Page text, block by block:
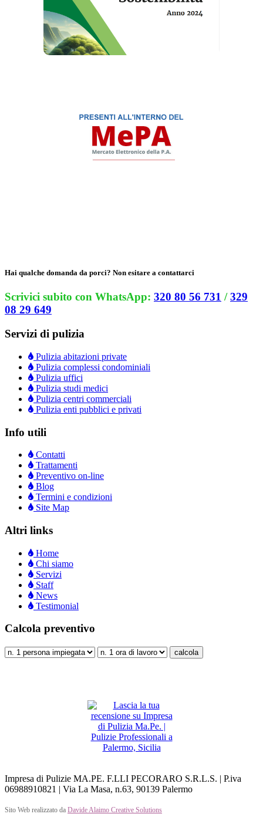
Hai qualche domanda da porci? Non esitare a contattarci
Scrivici subito con WhatsApp: 320 80 56 731 /329
08 29 649
Servizi di pulizia
Pulizia abitazioni private
Pulizia complessi condominiali
Pulizia uffici
Pulizia studi medici
Pulizia centri commerciali
Pulizia enti pubblici e privati
Info utili
Contatti
Trattamenti
Preventivo on-line
Blog
Termini e condizioni
Site Map
Altri links
Home
Chi siamo
Servizi
Staff
News
Testimonial
Calcola preventivo
Impresa di Pulizie MA.PE. F.LLI PECORARO S.R.L.S. | P.iva
06988910821 | Via La Masa, n.63, 90139 Palermo
Sito Web realizzato da Davide Alaimo Creative Solutions